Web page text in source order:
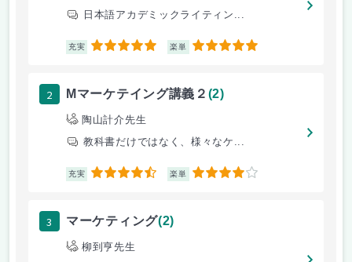
日本語アカデミックライティン...
充実 5 楽単 5
2 Mマーケテイング講義２ (2)
陶山計介先生
教科書だけではなく、様々なケ...
充実 4.5 楽単 4
3 マーケティング(2)
柳到亨先生